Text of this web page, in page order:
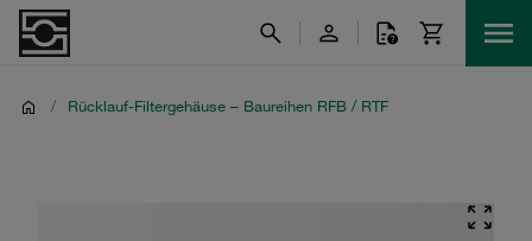
/ Rücklauf-Filtergehäuse – Baureihen RFB / RTF